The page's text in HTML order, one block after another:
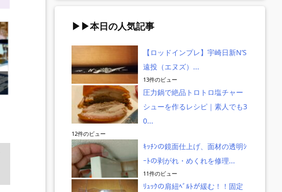
ブラストメールの
評判は？我々初心
者の導入手順と使
い方ｲﾝﾌﾟﾚ
【2023付与上限ま
とめ】Yahoo!ｼｮｯ
ﾋﾟﾝｸﾞ上限金額と
お得な買い方は？
策｜ｻｰﾁｺﾝｿｰ
▶▶本日の人気記事
【ロッドインプレ】宇崎日新N’S
遠投（エヌズ）...
13件のビュー
圧力鍋で絶品トロトロ塩チャー
シューを作るレシピ｜素人でも3
0...
12件のビュー
ｷｯﾁﾝの鏡面仕上げ、面材の透明ｼ
ｰﾄの剥がれ・めくれを修理...
11件のビュー
ﾘｭｯｸの肩紐ﾍﾞﾙﾄが緩む！！固定